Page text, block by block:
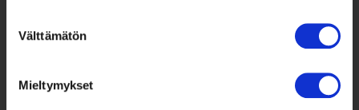
valinta
Välttämätön
Mieltymykset
Siltasaarenkatu 4, 7. krs,